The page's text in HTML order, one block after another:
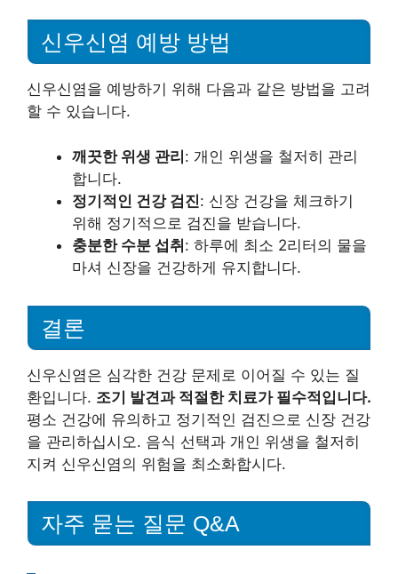
신우신염 예방 방법
신우신염을 예방하기 위해 다음과 같은 방법을 고려
할 수 있습니다.
깨끗한 위생 관리: 개인 위생을 철저히 관리
합니다.
정기적인 건강 검진: 신장 건강을 체크하기
위해 정기적으로 검진을 받습니다.
충분한 수분 섭취: 하루에 최소 2리터의 물을
마셔 신장을 건강하게 유지합니다.
결론
신우신염은 심각한 건강 문제로 이어질 수 있는 질
환입니다. 조기 발견과 적절한 치료가 필수적입니다.
평소 건강에 유의하고 정기적인 검진으로 신장 건강
을 관리하십시오. 음식 선택과 개인 위생을 철저히
지켜 신우신염의 위험을 최소화합시다.
자주 묻는 질문 Q&A